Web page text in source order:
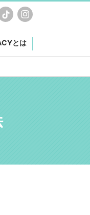
とは